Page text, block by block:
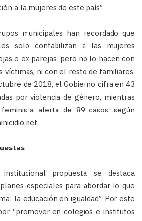
a la mujeres de este país”.
municipales han recordado que
solo contabilizan a las mujeres
o ex parejas, pero no lo hacen con
víctimas, ni con el resto de familiares.
de 2018, el Gobierno cifra en 43
por violencia de género, mientras
alerta de 89 casos, según
propuesta se destaca
especiales para abordar lo que
la educación en igualdad”. Por este
“promover en colegios e institutos